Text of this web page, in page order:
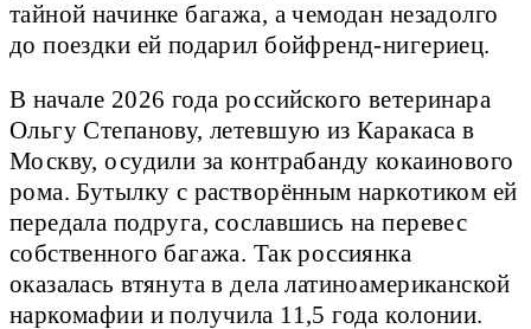
тайной начинке багажа, а чемодан незадолго
до поездки ей подарил бойфренд-нигериец.
В начале 2026 года российского ветеринара
Ольгу Степанову, летевшую из Каракаса в
Москву, осудили за контрабанду кокаинового
рома. Бутылку с растворённым наркотиком ей
передала подруга, сославшись на перевес
собственного багажа. Так россиянка
оказалась втянута в дела латиноамериканской
наркомафии и получила 11,5 года колонии.